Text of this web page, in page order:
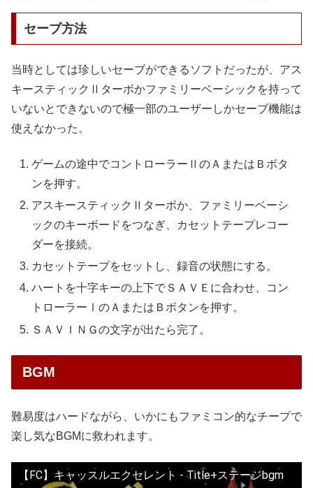
セーブ方法
当時としては珍しいセーブができるソフトだったが、アス
キースティックⅡターボかファミリーベーシックを持って
いないとできないので極一部のユーザーしかセーブ機能は
使えなかった。
ゲームの途中でコントローラーⅡのＡまたはＢボタ
ンを押す。
アスキースティックⅡターボか、ファミリーベーシ
ックのキーボードをつなぎ、カセットテープレコー
ダーを接続。
カセットテープをセットし、録音の状態にする。
ハートを十字キーの上下でＳＡＶＥに合わせ、コン
トローラーⅠのＡまたはＢボタンを押す。
ＳＡＶＩＮＧの文字が出たら完了。
BGM
難易度はハードながら、いかにもファミコン的なチープで
楽し気なBGMに救われます。
【FC】キャッスルエクセレント - Title+ステージbgm